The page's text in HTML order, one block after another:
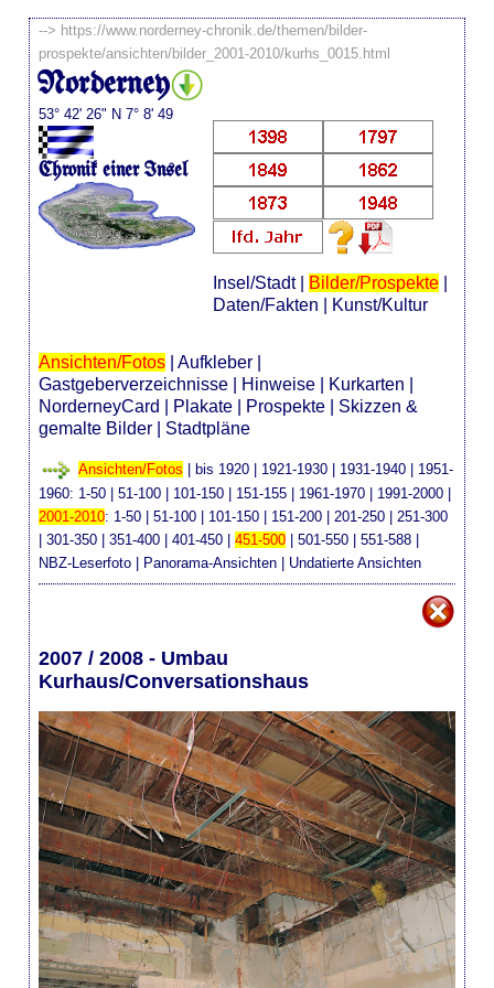
--> https://www.norderney-chronik.de/themen/bilder-
prospekte/ansichten/bilder_2001-2010/kurhs_0015.html
Norderney
53° 42' 26" N 7° 8' 49
Chronik einer Insel
Insel/Stadt| Bilder/Prospekte|
Daten/Fakten
Kunst/Kultur
Ansichten/Fotos |Aufkleber
Gastgeberverzeichnisse
Hinweise Kurkarten
NorderneyCard
Plakate Prospekte
Skizzen &
gemalte Bilder
Stadtpläne
Ansichten/Fotos bis 1920 1921-1930 1931-1940
1951-
1960: 1-50 |51-100 | 101-150 | 151-155 | 1961-1970 | 1991-2000 |
2001-2010: 1-50 |51-100 | 101-150 | 151-200 | 201-250 | 251-300
|301-350 |351-400 |401-450 |451-500 |501-550 |551-588 |
NBZ-Leserfoto | Panorama-Ansichten | Undatierte Ansichten
2007 / 2008 - Umbau
Kurhaus/Conversationshaus